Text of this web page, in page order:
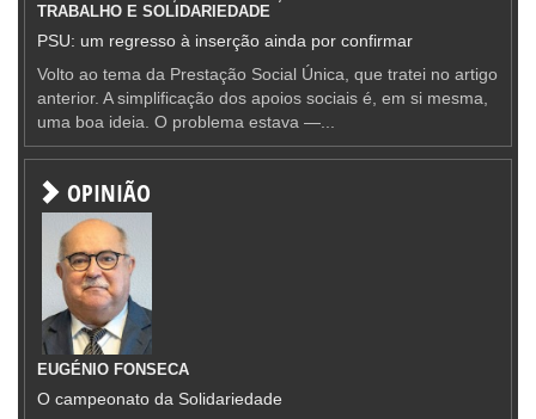
TRABALHO E SOLIDARIEDADE
PSU: um regresso à inserção ainda por confirmar
Volto ao tema da Prestação Social Única, que tratei no artigo
anterior. A simplificação dos apoios sociais é, em si mesma,
uma boa ideia. O problema estava —...
OPINIÃO
EUGÉNIO FONSECA
O campeonato da Solidariedade